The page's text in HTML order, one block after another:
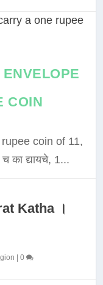
COIN
coin of 11,
का द्यायचे, 1...
Katha ।
|0